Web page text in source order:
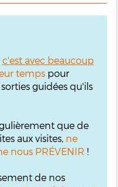
c'est avec beaucoup
tempspour
guidées qu'ils
que de
aux visites, ne
nous PRÉVENIR !
de nos